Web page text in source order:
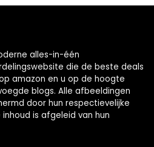
alles-in-één
die de beste deals
amazon en u op de hoogte
blogs. Alle afbeeldingen
door hun respectievelijke
is afgeleid van hun